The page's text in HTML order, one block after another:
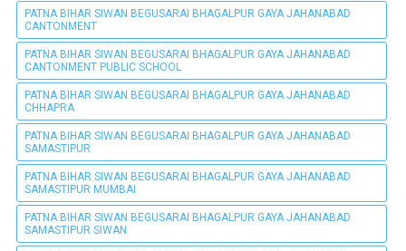
PATNA BIHAR SIWAN BEGUSARAI BHAGALPUR GAYA JAHANABAD
CANTONMENT
PATNA BIHAR SIWAN BEGUSARAI BHAGALPUR GAYA JAHANABAD
CANTONMENT PUBLIC SCHOOL
PATNA BIHAR SIWAN BEGUSARAI BHAGALPUR GAYA JAHANABAD
CHHAPRA
PATNA BIHAR SIWAN BEGUSARAI BHAGALPUR GAYA JAHANABAD
SAMASTIPUR
PATNA BIHAR SIWAN BEGUSARAI BHAGALPUR GAYA JAHANABAD
SAMASTIPUR MUMBAI
PATNA BIHAR SIWAN BEGUSARAI BHAGALPUR GAYA JAHANABAD
SAMASTIPUR SIWAN